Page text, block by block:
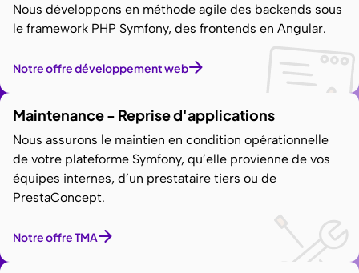
Nous développons en méthode agile des backends sous
le framework PHP Symfony, des frontends en Angular.
Notre offre développement web
Maintenance - Reprise d'applications
Nous assurons le maintien en condition opérationnelle
de votre plateforme Symfony, qu’elle provienne de vos
équipes internes, d’un prestataire tiers ou de
PrestaConcept.
Notre offre TMA